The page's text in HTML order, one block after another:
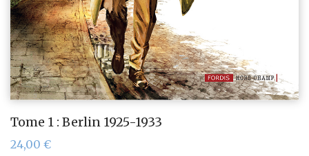
Tome 1 : Berlin 1925-1933
24,00 €